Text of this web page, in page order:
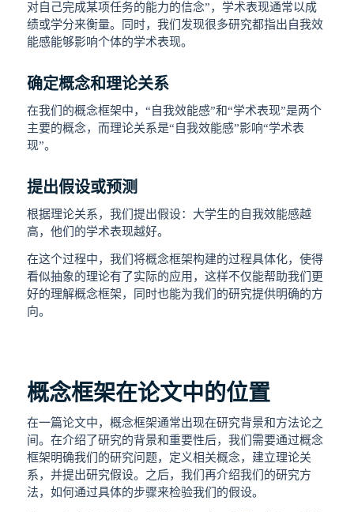
对自己完成某项任务的能力的信念”，学术表现通常以成
绩或学分来衡量。同时，我们发现很多研究都指出自我效
能感能够影响个体的学术表现。
确定概念和理论关系
在我们的概念框架中，“自我效能感”和“学术表现”是两个
主要的概念，而理论关系是“自我效能感”影响“学术表
现”。
提出假设或预测
根据理论关系，我们提出假设：大学生的自我效能感越
高，他们的学术表现越好。
在这个过程中，我们将概念框架构建的过程具体化，使得
看似抽象的理论有了实际的应用，这样不仅能帮助我们更
好的理解概念框架，同时也能为我们的研究提供明确的方
向。
概念框架在论文中的位置
在一篇论文中，概念框架通常出现在研究背景和方法论之
间。在介绍了研究的背景和重要性后，我们需要通过概念
框架明确我们的研究问题，定义相关概念，建立理论关
系，并提出研究假设。之后，我们再介绍我们的研究方
法，如何通过具体的步骤来检验我们的假设。